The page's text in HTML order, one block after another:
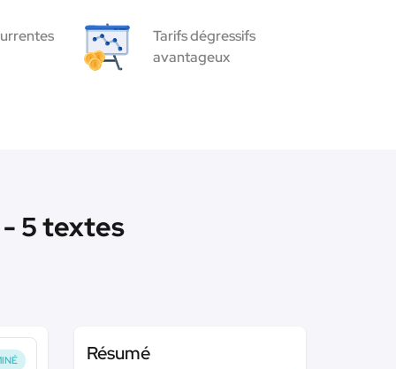
Tarifs dégressifs
avantageux
5 textes
Résumé